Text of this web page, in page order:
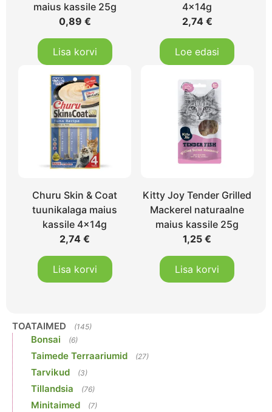
maius kassile 25g
0,89 €
Lisa korvi
4x14g
2,74 €
Loe edasi
Churu Skin & Coat
tuunikalaga maius
kassile 4x14g
2,74€
Lisa korvi
Kitty Joy Tender Grilled
Mackerel naturaalne
maius kassile 25g
1,25€
Lisa korvi
TOATAIMED (145)
Bonsai (6)
Taimede Terraariumid (27)
Tarvikud (3)
Tillandsia (76)
Minitaimed (7)